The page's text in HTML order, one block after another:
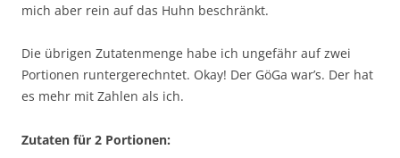
mich aber rein auf das Huhn beschränkt.
Die übrigen Zutatenmenge habe ich ungefähr auf zwei
Portionen runtergerechntet. Okay! Der GöGa war’s. Der hat
es mehr mit Zahlen als ich.
Zutaten für 2 Portionen: